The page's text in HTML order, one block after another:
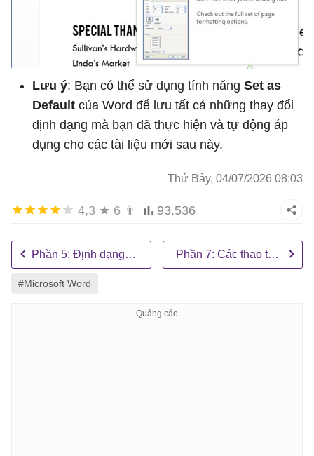
Lưu ý: Bạn có thể sử dụng tính năng Set as
Default của Word để lưu tất cả những thay đổi
định dạng mà bạn đã thực hiện và tự động áp
dụng cho các tài liệu mới sau này.
Thứ Bảy, 04/07/2026 08:03
4,3 ★ 6 👨 93.536
Phần 5: Định dạng văn bản Phần 7: Các thao tác in văn bản
#Microsoft Word